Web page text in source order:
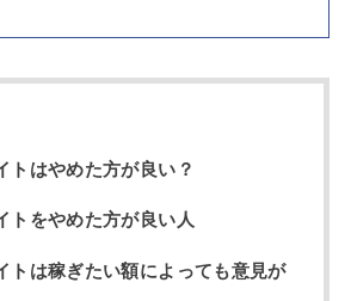
トはやめた方が良い？
トをやめた方が良い人
トは稼ぎたい額によっても意見が